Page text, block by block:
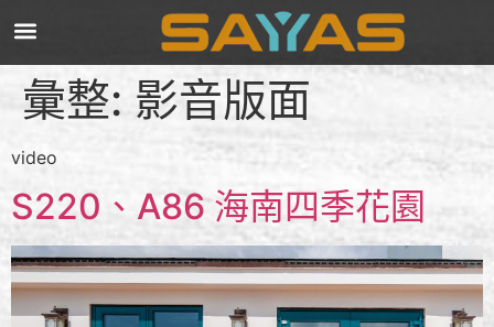
彙整: 影音版面
video
S220、A86 海南四季花園